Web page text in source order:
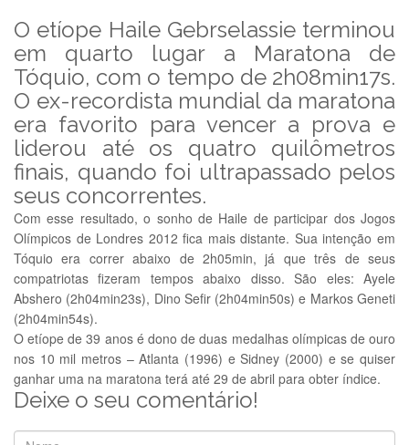
O etíope Haile Gebrselassie terminou
em quarto lugar a Maratona de
Tóquio, com o tempo de 2h08min17s.
O ex-recordista mundial da maratona
era favorito para vencer a prova e
liderou até os quatro quilômetros
finais, quando foi ultrapassado pelos
seus concorrentes.
Com esse resultado, o sonho de Haile de participar dos Jogos
Olímpicos de Londres 2012 fica mais distante. Sua intenção em
Tóquio era correr abaixo de 2h05min, já que três de seus
compatriotas fizeram tempos abaixo disso. São eles: Ayele
Abshero (2h04min23s), Dino Sefir (2h04min50s) e Markos Geneti
(2h04min54s).
O etíope de 39 anos é dono de duas medalhas olímpicas de ouro
nos 10 mil metros – Atlanta (1996) e Sidney (2000) e se quiser
ganhar uma na maratona terá até 29 de abril para obter índice.
Deixe o seu comentário!